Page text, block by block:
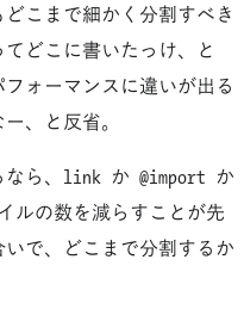
こまで細かく分割すべき
どこに書いたっけ、と
ォーマンスに違いが出る
、と反省。
ら、 link か @import か
ルの数を減らすことが先
で、どこまで分割するか